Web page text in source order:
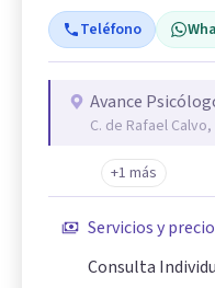
Teléfono
Avance
C. de Rafael
+1 más
Servicios y
Consulta